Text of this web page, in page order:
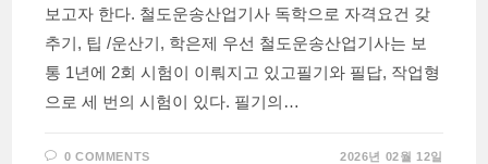
보고자 한다. 철도운송산업기사 독학으로 자격요건 갖
추기, 팁 /운산기, 학은제 우선 철도운송산업기사는 보
통 1년에 2회 시험이 이뤄지고 있고필기와 필답, 작업형
으로 세 번의 시험이 있다. 필기의…
0 COMMENTS 2026년 02월 12일